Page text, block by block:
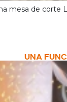
mesa de corte
UNA